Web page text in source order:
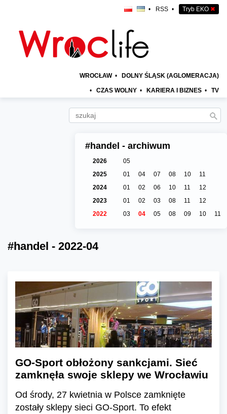
• RSS • Tryb EKO ✖
WROCŁAW • DOLNY ŚLĄSK (AGLOMERACJA)
• CZAS WOLNY • KARIERA I BIZNES • TV
#handel - archiwum
2026
05
2025
01 04 07 08 10
11
2024
01 02 06 10 11
12
2023
01 02 03 08 11
12
2022
03 04 05 08 09 10 11
#handel - 2022-04
GO-Sport obłożony sankcjami. Sieć
zamknęła swoje sklepy we Wrocławiu
Od środy, 27 kwietnia w Polsce zamknięte
zostały sklepy sieci GO-Sport. To efekt